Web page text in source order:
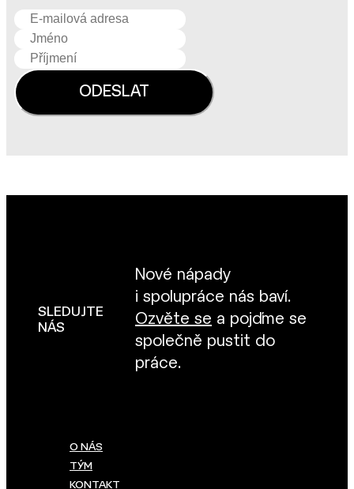
SLEDUJTE
NÁS
Nové nápady
i spolupráce nás baví.
Ozvěte se a pojďme se
společně pustit do
práce.
O NÁS
TÝM
KONTAKT